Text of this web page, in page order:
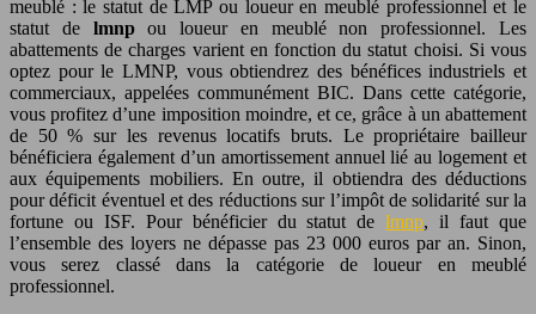
meublé : le statut de LMP ou loueur en meublé professionnel et le
statut de lmnpou loueur en meublé non professionnel. Les
abattements de charges varient en fonction du statut choisi. Si vous
optez pour le LMNP, vous obtiendrez des bénéfices industriels et
commerciaux, appelées communément BIC. Dans cette catégorie,
vous profitez d’une imposition moindre, et ce, grâce à un abattement
de 50 % sur les revenus locatifs bruts. Le propriétaire bailleur
bénéficiera également d’un amortissement annuel lié au logement et
aux équipements mobiliers. En outre, il obtiendra des déductions
pour déficit éventuel et des réductions sur l’impôt de solidarité sur la
fortune ou ISF. Pour bénéficier du statut delmnp, il faut que
l’ensemble des loyers ne dépasse pas 23 000 euros par an. Sinon,
vous serez classé dans la catégorie de loueur en meublé
professionnel.